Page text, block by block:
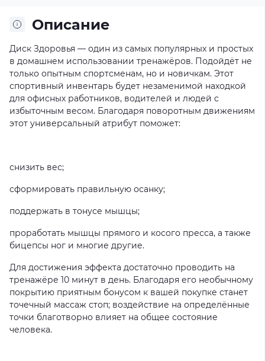
Описание
Диск Здоровья — один из самых популярных и простых
в домашнем использовании тренажёров. Подойдёт не
только опытным спортсменам, но и новичкам. Этот
спортивный инвентарь будет незаменимой находкой
для офисных работников, водителей и людей с
избыточным весом. Благодаря поворотным движениям
этот универсальный атрибут поможет:
снизить вес;
сформировать правильную осанку;
поддержать в тонусе мышцы;
проработать мышцы прямого и косого пресса, а также
бицепсы ног и многие другие.
Для достижения эффекта достаточно проводить на
тренажёре 10 минут в день. Благодаря его необычному
покрытию приятным бонусом к вашей покупке станет
точечный массаж стоп; воздействие на определённые
точки благотворно влияет на общее состояние
человека.